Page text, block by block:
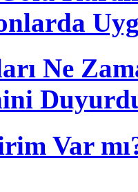
Ne
Var